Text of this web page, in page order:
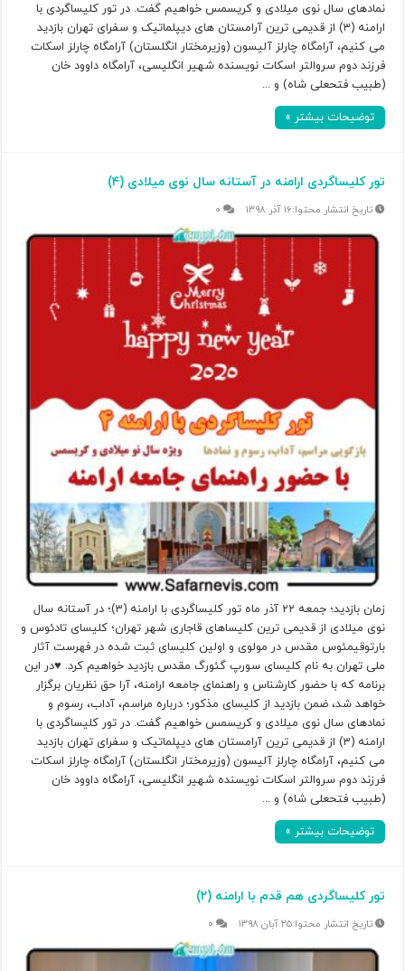
نمادهای سال نوی میلادی و کریسمس خواهیم گفت. در تور کلیساگردی با
ارامنه (۳) از قدیمی ترین آرامستان های دیپلماتیک و سفرای تهران بازدید
می کنیم، آرامگاه چارلز آلیسون (وزیرمختار انگلستان) آرامگاه چارلز اسکات
فرزند دوم سروالتر اسکات نویسنده شهیر انگلیسی، آرامگاه داوود خان
(طبیب فتحعلی شاه) و ...
توضیحات بیشتر »
تور کلیساگردی ارامنه در آستانه سال نوی میلادی (۴)
۱۶ آذر ۱۳۹۸ ۰
زمان بازدید؛ جمعه ۲۲ آذر ماه تور کلیساگردی با ارامنه (۳)؛ در آستانه سال
نوی میلادی از قدیمی ترین کلیساهای قاجاری شهر تهران؛ کلیسای تادئوس و
بارتوقیمئوس مقدس در مولوی و اولین کلیسای ثبت شده در فهرست آثار
ملی تهران به نام کلیسای سورپ گئورگ مقدس بازدید خواهیم کرد. ♥در این
برنامه که با حضور کارشناس و راهنمای جامعه ارامنه، آرا حق نظریان برگزار
خواهد شد، ضمن بازدید از کلیسای مذکور؛ درباره مراسم، آداب، رسوم و
نمادهای سال نوی میلادی و کریسمس خواهیم گفت. در تور کلیساگردی با
ارامنه (۳) از قدیمی ترین آرامستان های دیپلماتیک و سفرای تهران بازدید
می کنیم، آرامگاه چارلز آلیسون (وزیرمختار انگلستان) آرامگاه چارلز اسکات
فرزند دوم سروالتر اسکات نویسنده شهیر انگلیسی، آرامگاه داوود خان
(طبیب فتحعلی شاه) و ...
توضیحات بیشتر »
تور کلیساگردی هم قدم با ارامنه (۲)
۲۵ آبان ۱۳۹۸ ۰